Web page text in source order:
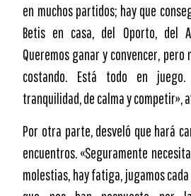
en muchos partidos; hay que
Betis en casa, del Oporto, del
Queremos ganar y convencer, pero
costando. Está todo en
tranquilidad, de calma y competir»,
Por otra parte, desveló que hará
encuentros. «Seguramente
molestias, hay fatiga, jugamos